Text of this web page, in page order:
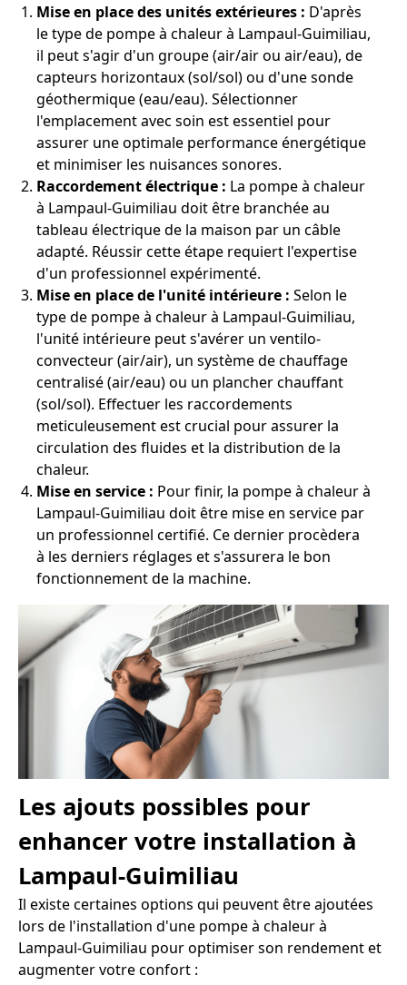
Mise en place des unités extérieures : D'après
le type de pompe à chaleur à Lampaul-Guimiliau,
il peut s'agir d'un groupe (air/air ou air/eau), de
capteurs horizontaux (sol/sol) ou d'une sonde
géothermique (eau/eau). Sélectionner
l'emplacement avec soin est essentiel pour
assurer une optimale performance énergétique
et minimiser les nuisances sonores.
Raccordement électrique : La pompe à chaleur
à Lampaul-Guimiliau doit être branchée au
tableau électrique de la maison par un câble
adapté. Réussir cette étape requiert l'expertise
d'un professionnel expérimenté.
Mise en place de l'unité intérieure : Selon le
type de pompe à chaleur à Lampaul-Guimiliau,
l'unité intérieure peut s'avérer un ventilo-
convecteur (air/air), un système de chauffage
centralisé (air/eau) ou un plancher chauffant
(sol/sol). Effectuer les raccordements
meticuleusement est crucial pour assurer la
circulation des fluides et la distribution de la
chaleur.
Mise en service : Pour finir, la pompe à chaleur à
Lampaul-Guimiliau doit être mise en service par
un professionnel certifié. Ce dernier procèdera
à les derniers réglages et s'assurera le bon
fonctionnement de la machine.
Les ajouts possibles pour
enhancer votre installation à
Lampaul-Guimiliau
Il existe certaines options qui peuvent être ajoutées
lors de l'installation d'une pompe à chaleur à
Lampaul-Guimiliau pour optimiser son rendement et
augmenter votre confort :